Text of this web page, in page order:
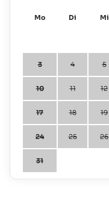
Mo Di Mi
3 4 5
10 11 12
17 18 19
24 25 26
31